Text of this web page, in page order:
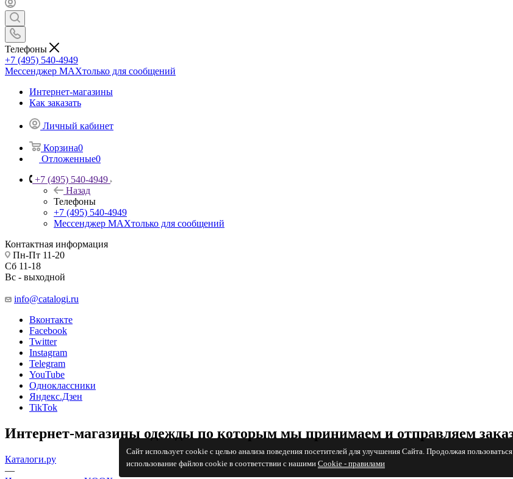
Сайт использует cookie с целью анализа поведения посетителей для улучшения Сайта. Продолжая
использование файлов cookie в соответствии с нашими Cookiе - правилами
Телефоны
+7 (495) 540-4949
Мессенджер МАХтолько для сообщений
Интернет-магазины
Как заказать
Личный кабинет
Корзина0
Отложенные0
+7 (495) 540-4949
Назад
Телефоны
+7 (495) 540-4949
Мессенджер МАХтолько для сообщений
Контактная информация
Пн-Пт 11-20
Сб 11-18
Вс - выходной
info@catalogi.ru
Вконтакте
Facebook
Twitter
Instagram
Telegram
YouTube
Одноклассники
Яндекс.Дзен
TikTok
Интернет-магазины одежды по которым мы принимаем и отправляем
Каталоги.ру
—